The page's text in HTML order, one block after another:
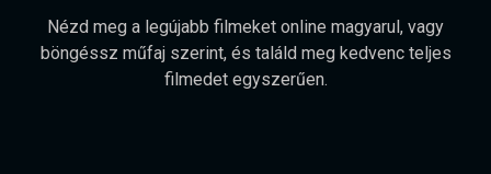
Nézd meg a legújabb filmeket online magyarul, vagy
böngéssz műfaj szerint, és találd meg kedvenc teljes
filmedet egyszerűen.